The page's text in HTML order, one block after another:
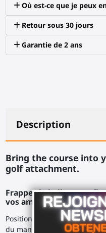
Où est-ce que je peux
Retour sous 30 jours
Garantie de 2 ans
Description
Bring the course into
golf attachment.
Frappez la balle et
vos amis.
Positionnez vos pieds. Une
du manche du club de golf,